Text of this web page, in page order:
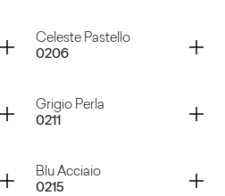
Celeste Pastello
0206
Container
Grigio Perla
0211
Container
Blu Acciaio
0215
Container